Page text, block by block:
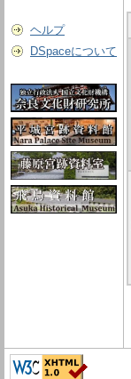
ヘルプ
DSpaceについて